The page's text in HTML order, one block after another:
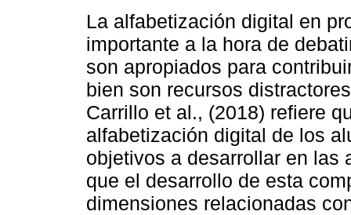
La alfabetización digital en
importante a la hora de
son apropiados para
bien son recursos
Carrillo et al., (2018) refiere
alfabetización digital de los
objetivos a desarrollar en las
que el desarrollo de esta
dimensiones relacionadas